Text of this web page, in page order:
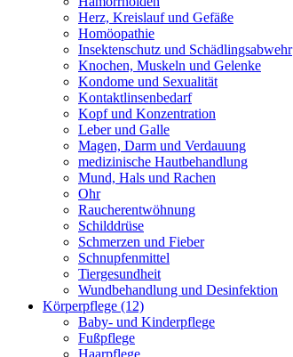
Herz, Kreislauf und Gefäße
Homöopathie
Insektenschutz und Schädlingsabwehr
Knochen, Muskeln und Gelenke
Kondome und Sexualität
Kontaktlinsenbedarf
Kopf und Konzentration
Leber und Galle
Magen, Darm und Verdauung
medizinische Hautbehandlung
Mund, Hals und Rachen
Ohr
Raucherentwöhnung
Schilddrüse
Schmerzen und Fieber
Schnupfenmittel
Tiergesundheit
Wundbehandlung und Desinfektion
Körperpflege (12)
Baby- und Kinderpflege
Fußpflege